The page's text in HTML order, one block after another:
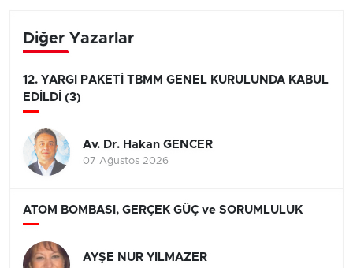
Diğer Yazarlar
12. YARGI PAKETİ TBMM GENEL KURULUNDA KABUL
EDİLDİ (3)
Av. Dr. Hakan GENCER
07 Ağustos 2026
ATOM BOMBASI, GERÇEK GÜÇ ve SORUMLULUK
AYŞE NUR YILMAZER